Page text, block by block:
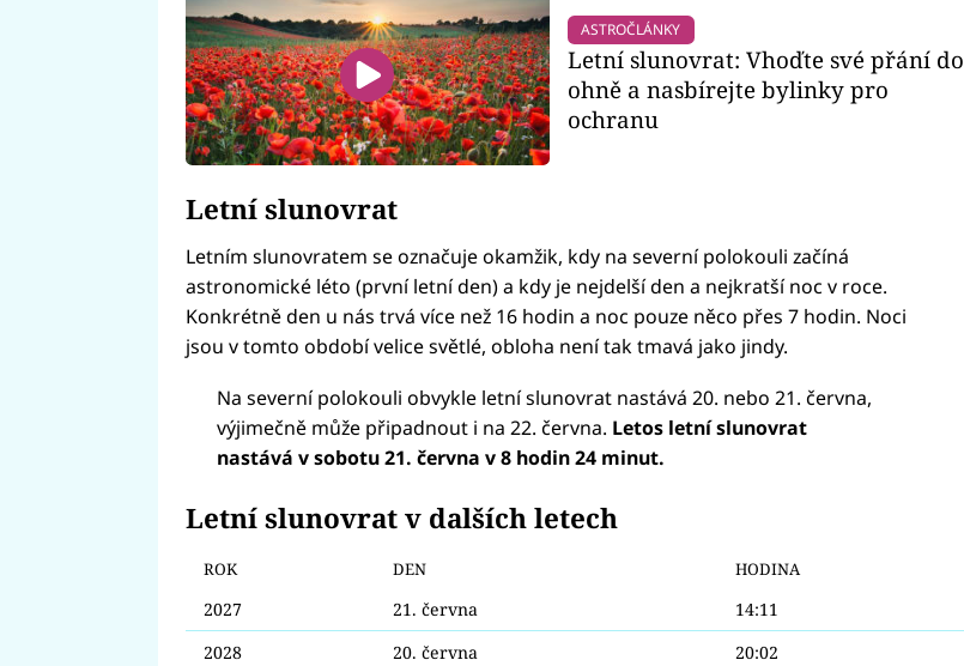
ASTROČLÁNKY
Letní slunovrat: Vhoďte své přání do
ohně a nasbírejte bylinky pro
ochranu
Letní slunovrat
Letním slunovratem se označuje okamžik, kdy na severní polokouli začíná
astronomické léto (první letní den) a kdy je nejdelší den a nejkratší noc v roce.
Konkrétně den u nás trvá více než 16 hodin a noc pouze něco přes 7 hodin. Noci
jsou v tomto období velice světlé, obloha není tak tmavá jako jindy.
Na severní polokouli obvykle letní slunovrat nastává 20. nebo 21. června,
výjimečně může připadnout i na 22. června. Letos letní slunovrat
nastává v sobotu 21. června v 8 hodin 24 minut.
Letní slunovrat v dalších letech
ROK DEN HODINA
2027 21. června
14:11
2028
20. června
20:02